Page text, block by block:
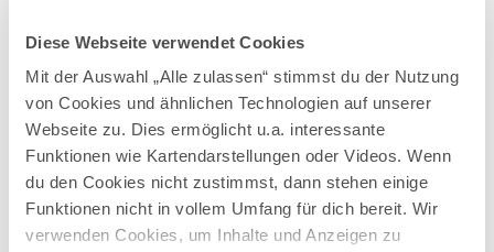
Diese Webseite verwendet Cookies
Mit der Auswahl „Alle zulassen“ stimmst du der Nutzung
von Cookies und ähnlichen Technologien auf unserer
Webseite zu. Dies ermöglicht u.a. interessante
Funktionen wie Kartendarstellungen oder Videos. Wenn
du den Cookies nicht zustimmst, dann stehen einige
Funktionen nicht in vollem Umfang für dich bereit. Wir
verwenden Cookies, um Inhalte und Anzeigen zu
AUF DER ALLGÄU KARTE